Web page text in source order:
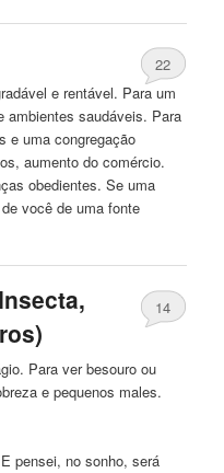
22
e rentável. Para um
ambientes saudáveis. Para
e uma congregação
aumento do comércio.
obedientes. Se uma
você de uma fonte
14
Para ver besouro ou
e pequenos males.
pensei, no sonho, será